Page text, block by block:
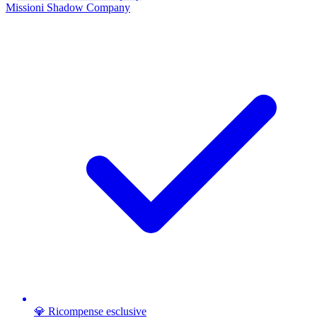
Missioni Shadow Company
💎 Ricompense esclusive